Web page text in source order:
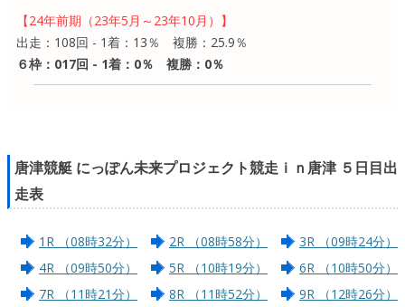
【24年前期（23年5月～23年10月）】
出走：108回 - 1着：13％ 複勝：25.9％
６枠：017回 - 1着：0％ 複勝：0％
唐津競艇 にっぽん未来プロジェクト競走ｉｎ唐津 ５日目出
走表
1R （08時32分） 2R （08時58分）
3R （09時24分）
4R （09時50分）
5R （10時19分）
6R （10時50分）
7R （11時21分）
8R （11時52分） 9R （12時26分）